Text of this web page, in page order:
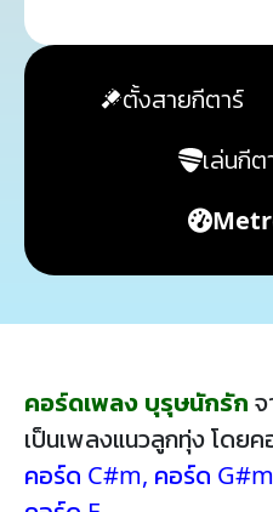
ตั้งสายกีตาร์
เล่นกีต
คอร์ดเพลง บุรุษนักรัก
เป็นเพลงแนวลูกทุ่ง โดย
คอร์ด C#m, คอร์ด G#m